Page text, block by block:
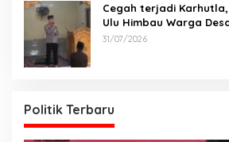
Cegah terjadi
Ulu Himbau Warga
Sesuai Maklumat
31/07/2026
Politik Terbaru